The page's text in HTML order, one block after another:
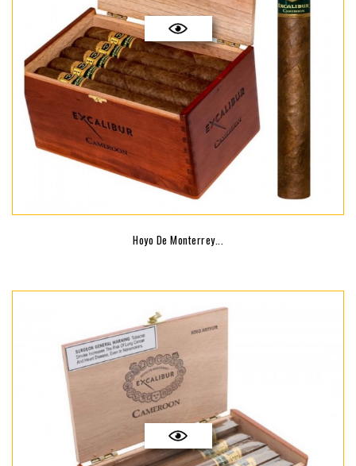
Hoyo De Monterrey...